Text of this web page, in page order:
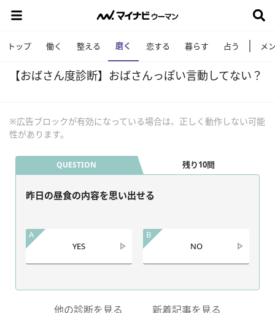
トップ 働く 整える 磨く 恋する 暮らす 占う メ
【おばさん度診断】おばさんっぽい言動してない？
※広告ブロックが有効になっている場合は、正しく動作しない可能
性があります。
QUESTION 残り10問
昨日の昼食の内容を思い出せる
A
YES
B
NO
他の診断を見る 新着記事を見る